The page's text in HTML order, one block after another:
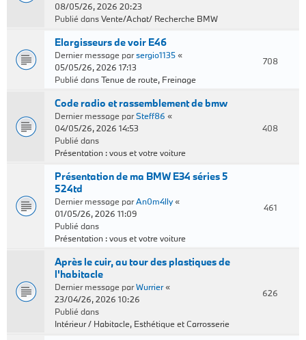
08/05/26, 2026 20:23
Publié dansVente/Achat/ Recherche BMW
Elargisseurs de voir E46
Dernier message parsergio1135«
05/05/26, 2026 17:13
Publié dansTenue de route, Freinage
708
Code radio et rassemblement de bmw
Dernier message parSteff86 «
04/05/26, 2026 14:53
Publié dans
Présentation : vous et votre voiture
408
Présentation de ma BMW E34 séries 5
524td
Dernier message parAn0m4lly«
01/05/26, 2026 11:09
Publié dans
Présentation : vous et votre voiture
461
Après le cuir, au tour des plastiques de
l'habitacle
Dernier message parWurrier«
23/04/26, 2026 10:26
Publié dans
Intérieur / Habitacle, Esthétique et Carrosserie
626